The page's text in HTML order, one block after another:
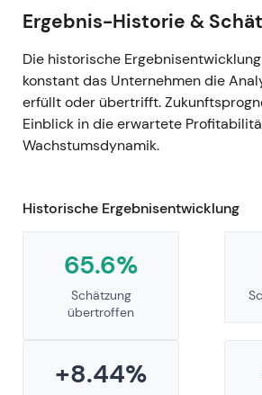
Ergebnis-Historie &
Die historische
konstant das Unternehmen die
erfüllt oder übertrifft.
Einblick in die erwartete
Wachstumsdynamik.
Historische Ergebnisentwicklung
65.6%
Schätzung
übertroffen
+8.44%